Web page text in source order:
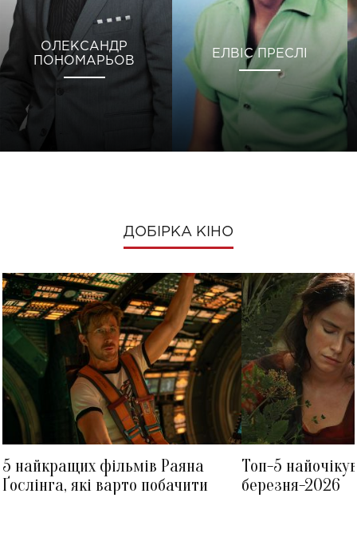
ОЛЕКСАНДР
ПОНОМАРЬОВ
ЕЛВІС ПРЕСЛІ
ДОБІРКА КІНО
5 найкращих фільмів Раяна
Ґослінга, які варто побачити
Топ-5
березня-2026